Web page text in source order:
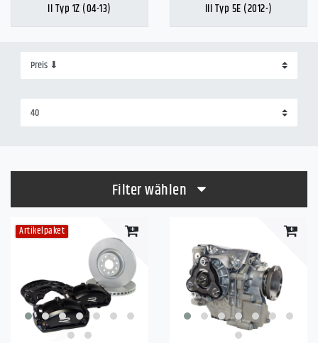
II Typ 1Z (04-13) III Typ 5E (2012-)
Filter wählen
Artikelpaket